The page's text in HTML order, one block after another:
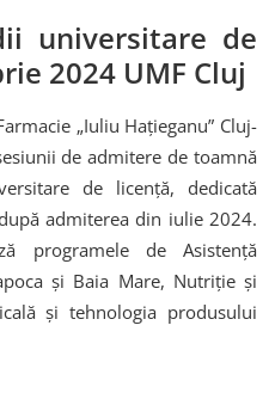
universitare de
2024 UMF Cluj
„Iuliu Hațieganu” Cluj-
de admitere de toamnă
de licență, dedicată
admiterea din iulie 2024.
programele de Asistenţă
și Baia Mare, Nutriție şi
și tehnologia produsului